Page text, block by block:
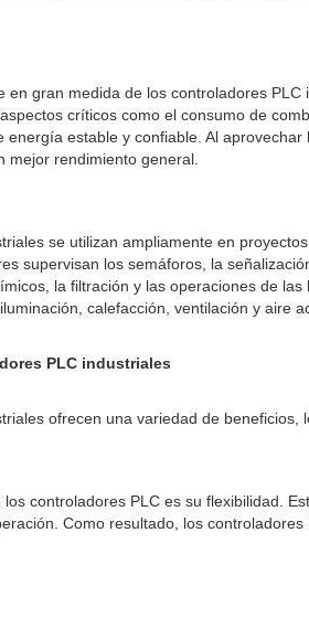
en gran medida de los controladores
críticos como el consumo de
energía estable y confiable. Al
mejor rendimiento general.
se utilizan ampliamente en
supervisan los semáforos, la
la filtración y las operaciones de
calefacción, ventilación y aire
PLC industriales
ofrecen una variedad de
controladores PLC es su flexibilidad.
Como resultado, los